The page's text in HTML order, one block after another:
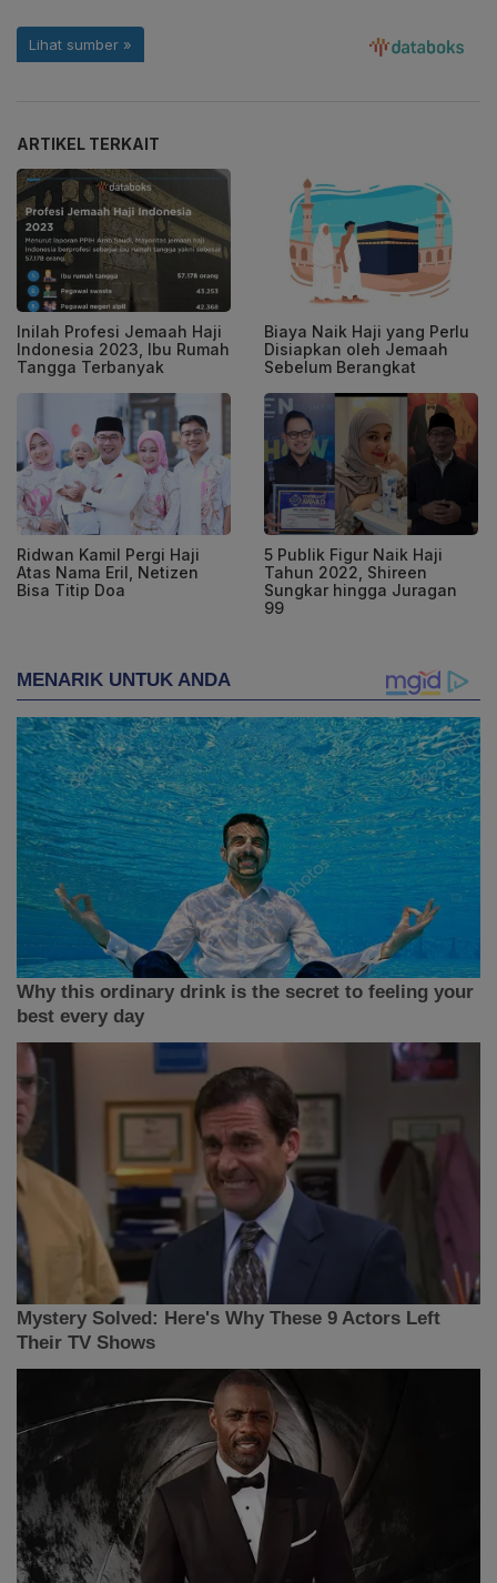
ARTIKEL TERKAIT
Inilah Profesi Jemaah Haji
Indonesia 2023, Ibu Rumah
Tangga Terbanyak
Biaya Naik Haji yang Perlu
Disiapkan oleh Jemaah
Sebelum Berangkat
Ridwan Kamil Pergi Haji
Atas Nama Eril, Netizen
Bisa Titip Doa
5 Publik Figur Naik Haji
Tahun 2022, Shireen
Sungkar hingga Juragan
99